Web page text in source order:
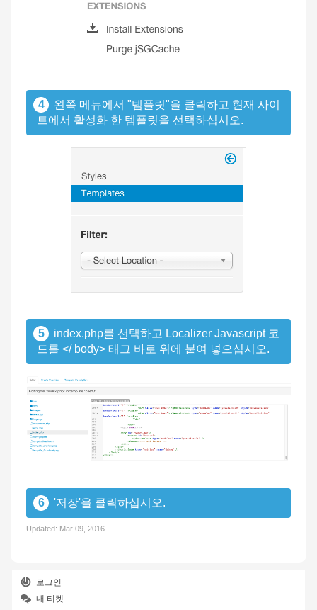
4
왼쪽 메뉴에서 "템플릿"을 클릭하고 현재 사이
트에서 활성화 한 템플릿을 선택하십시오.
5
index.php를 선택하고 Localizer Javascript 코
드를 </ body> 태그 바로 위에 붙여 넣으십시오.
6 '저장'을 클릭하십시오.
Updated: Mar 09, 2016
로그인
내 티켓